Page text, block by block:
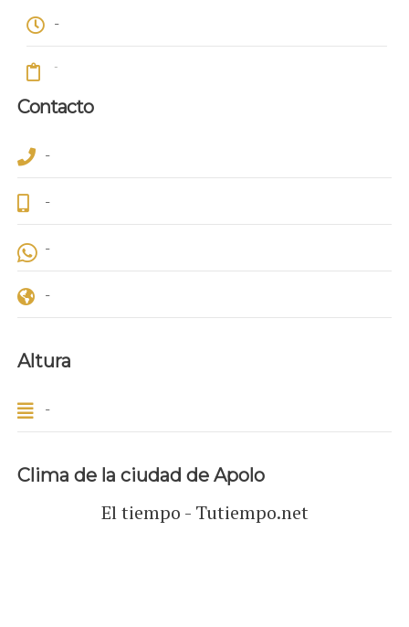
-
-
Contacto
-
-
-
-
Altura
-
Clima de la ciudad de Apolo
El tiempo - Tutiempo.net